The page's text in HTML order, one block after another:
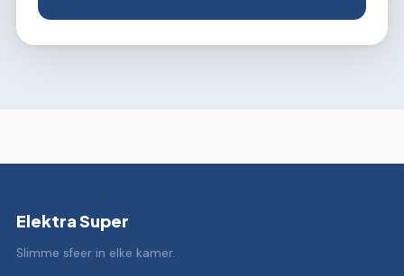
Elektra Super
Slimme sfeer in elke kamer.